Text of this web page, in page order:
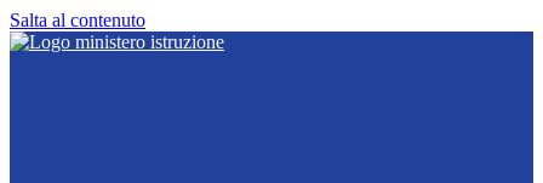
Salta al contenuto